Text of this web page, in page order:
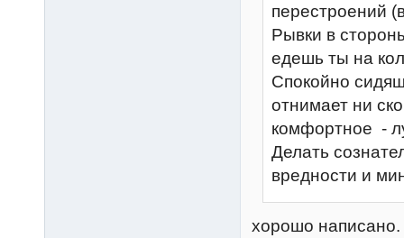
перестроений
Рывки в
едешь ты на
Спокойно
отнимает ни
комфортное -
Делать
вредности и
хорошо